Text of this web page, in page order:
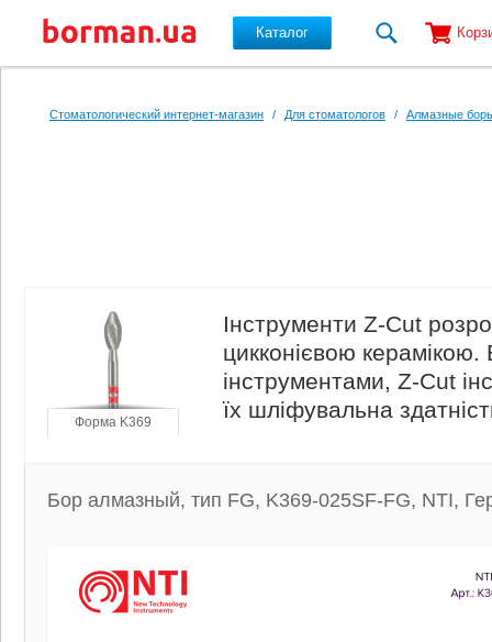
Каталог
Стоматологический интернет-магазин / Для стоматологов / Алмазные
Форма K369
Інструменти Z-Cut
цикконієвою керамікою.
інструментами, Z-Cut
їх шліфувальна
Бор алмазный, тип FG, K369-025SF-FG, NTI,